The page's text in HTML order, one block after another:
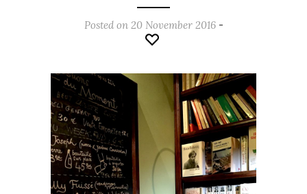
Posted on 20 November 2016-